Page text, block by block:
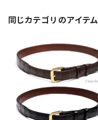
同じカテゴリのアイテム